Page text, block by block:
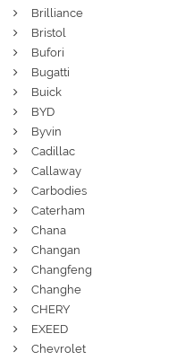
Brilliance
Bristol
Bufori
Bugatti
Buick
BYD
Byvin
Cadillac
Callaway
Carbodies
Caterham
Chana
Changan
Changfeng
Changhe
CHERY
EXEED
Chevrolet